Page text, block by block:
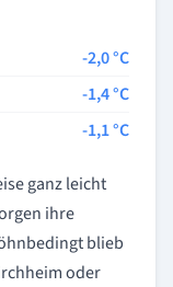
-2,0 °C
-1,4 °C
-1,1 °C
ganz leicht
ihre
blieb
oder